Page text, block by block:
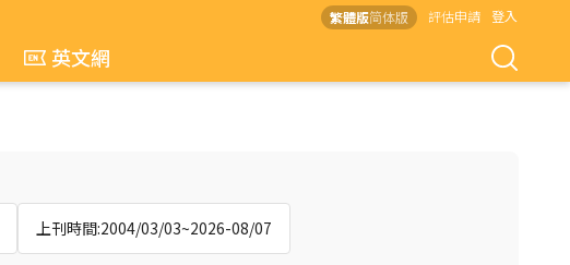
繁體版简体版 評估申請 登入
英文網
上刊時間:2004/03/03~2026-08/07